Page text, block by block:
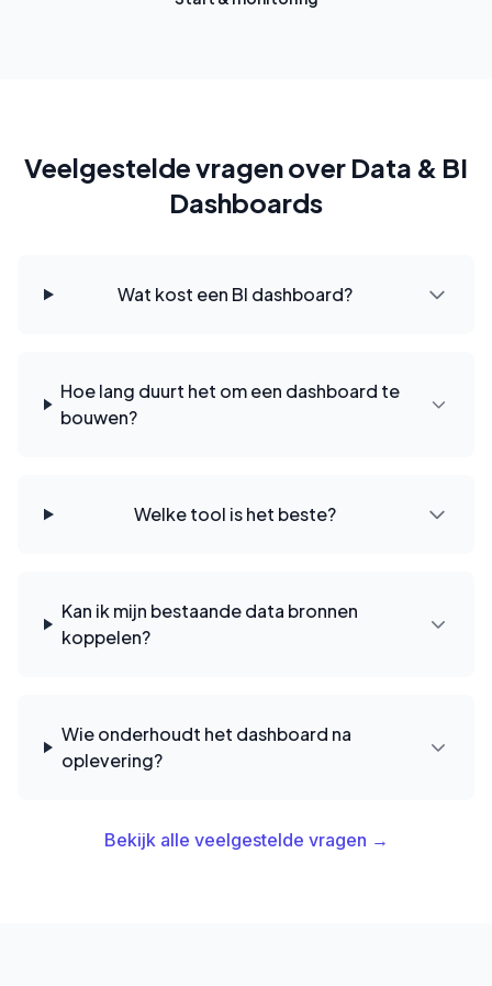
Veelgestelde vragen over Data & BI
Dashboards
Wat kost een BI dashboard?
Hoe lang duurt het om een dashboard te
bouwen?
Welke tool is het beste?
Kan ik mijn bestaande data bronnen
koppelen?
Wie onderhoudt het dashboard na
oplevering?
Bekijk alle veelgestelde vragen →